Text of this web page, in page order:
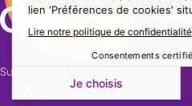
Suivez nous !